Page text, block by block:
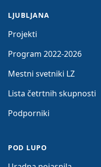
LJUBLJANA
Projekti
Program 2022-2026
Mestni svetniki LZ
Lista četrtnih skupnosti
Podporniki
POD LUPO